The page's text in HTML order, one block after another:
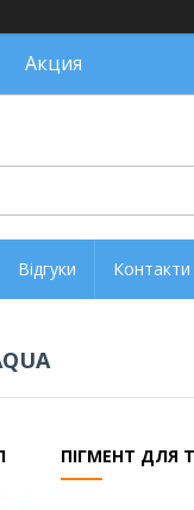
Акция
Відгуки Контакти
ПІГМЕНТ ДЛЯ